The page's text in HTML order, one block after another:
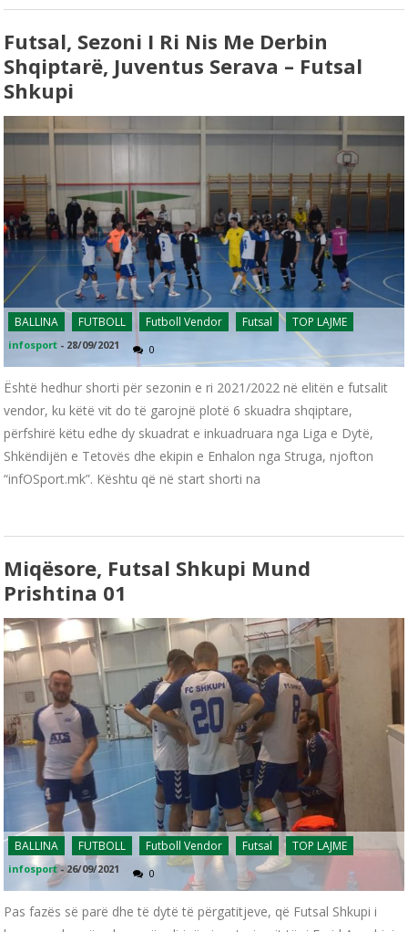
Futsal, Sezoni I Ri Nis Me Derbin
Shqiptarë, Juventus Serava – Futsal
Shkupi
BALLINA FUTBOLL Futboll Vendor Futsal TOP LAJME
infosport - 28/09/2021 0
Është hedhur shorti për sezonin e ri 2021/2022 në elitën e futsalit
vendor, ku këtë vit do të garojnë plotë 6 skuadra shqiptare,
përfshirë këtu edhe dy skuadrat e inkuadruara nga Liga e Dytë,
Shkëndijën e Tetovës dhe ekipin e Enhalon nga Struga, njofton
“infOSport.mk”. Kështu që në start shorti na
Miqësore, Futsal Shkupi Mund
Prishtina 01
BALLINA FUTBOLL Futboll Vendor Futsal TOP LAJME
infosport -26/09/2021 0
Pas fazës së parë dhe të dytë të përgatitjeve, që Futsal Shkupi i